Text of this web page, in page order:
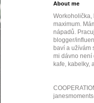
About me
Workoholička,
maximum.
nápadů.
blogger/
baví a užívám
mi dávno není
kafe, kabelky,